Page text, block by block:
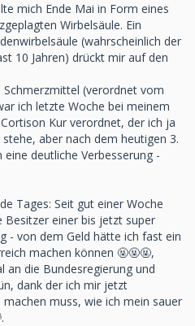
mich Ende Mai in Form eines
Wirbelsäule. Ein
(wahrscheinlich der
10 Jahren) drückt mir auf den
(verordnet vom
ich letzte Woche bei meinem
Kur verordnet, der ich ja
aber nach dem heutigen 3.
deutliche Verbesserung -
Tages: Seit gut einer Woche
Besitzer einer bis jetzt super
- von dem Geld hätte ich fast ein
machen können 🤬🤬🤬,
an die Bundesregierung und
dank der ich mir jetzt
muss, wie ich mein sauer